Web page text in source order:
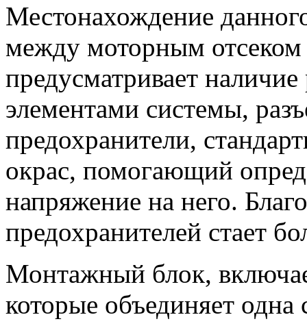
Местонахождение
между моторным
предусматривает
элементами системы,
предохранители,
окрас, помогающий
напряжение на него.
предохранителей стает
Монтажный блок,
которые объединяет одна